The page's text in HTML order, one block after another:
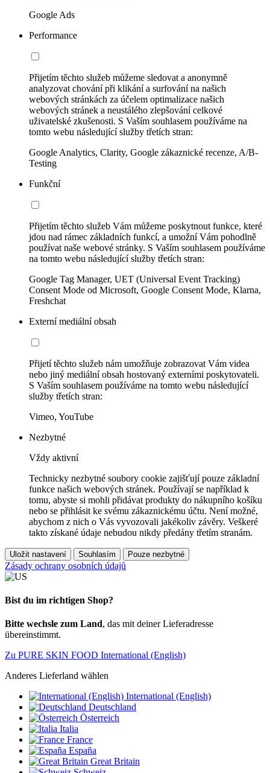
Google Ads
Performance
Přijetím těchto služeb můžeme sledovat a anonymně
analyzovat chování při klikání a surfování na našich
webových stránkách za účelem optimalizace našich
webových stránek a neustálého zlepšování celkové
uživatelské zkušenosti. S Vaším souhlasem používáme na
tomto webu následující služby třetích stran:
Google Analytics, Clarity, Google zákaznické recenze, A/B-
Testing
Funkční
Přijetím těchto služeb Vám můžeme poskytnout funkce, které
jdou nad rámec základních funkcí, a umožní Vám pohodlně
používat naše webové stránky. S Vaším souhlasem používáme
na tomto webu následující služby třetích stran:
Google Tag Manager, UET (Universal Event Tracking)
Consent Mode od Microsoft, Google Consent Mode, Klarna,
Freshchat
Externí mediální obsah
Přijetí těchto služeb nám umožňuje zobrazovat Vám videa
nebo jiný mediální obsah hostovaný externími poskytovateli.
S Vaším souhlasem používáme na tomto webu následující
služby třetích stran:
Vimeo, YouTube
Nezbytné
Vždy aktivní
Technicky nezbytné soubory cookie zajišťují pouze základní
funkce našich webových stránek. Používají se například k
tomu, abyste si mohli přidávat produkty do nákupního košíku
nebo se přihlásit ke svému zákaznickému účtu. Není možné,
abychom z nich o Vás vyvozovali jakékoliv závěry. Veškeré
takto získané údaje nebudou nikdy předány třetím stranám.
Uložit nastavení Souhlasím Pouze nezbytné
Zásady ochrany osobních údajů
Bist du im richtigen Shop?
Bitte wechsle zum Land, das mit deiner Lieferadresse
übereinstimmt.
Zu PURE SKIN FOOD International (English)
Anderes Lieferland wählen
International (English)
Deutschland
Österreich
Italia
France
España
Great Britain